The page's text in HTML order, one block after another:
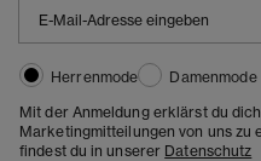
Herrenmode
Damenmode
Mit der Anmeldung erklärst du
Marketingmitteilungen von uns zu
findest du in unserer Datenschutz